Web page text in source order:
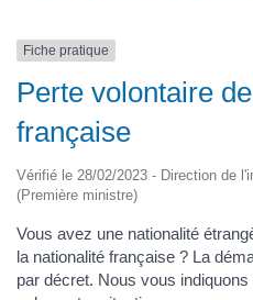
Fiche pratique
Perte volontaire
française
Vérifié le 28/02/2023 - Direction de
(Première ministre)
Vous avez une nationalité
la nationalité française ? La
par décret. Nous vous